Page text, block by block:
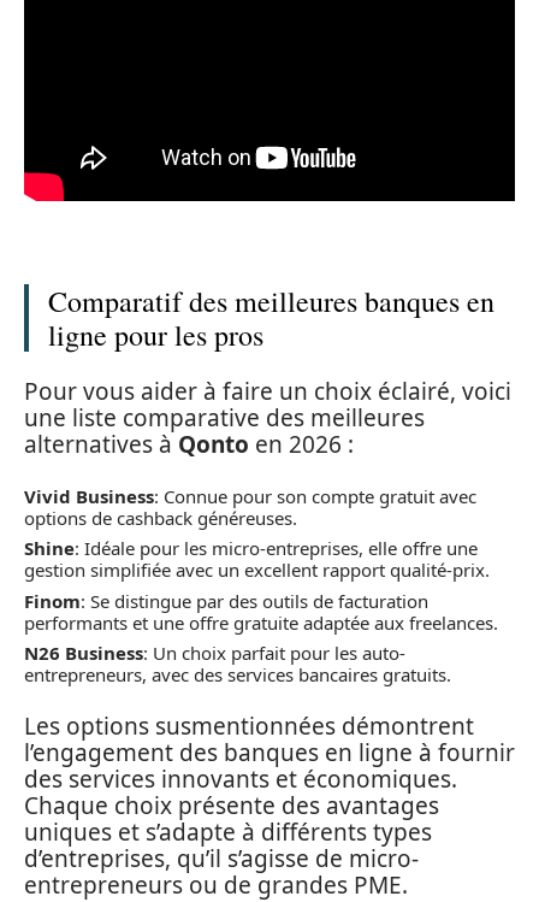
Comparatif des meilleures banques en
ligne pour les pros
Pour vous aider à faire un choix éclairé, voici
une liste comparative des meilleures
alternatives à Qonto en 2026 :
Vivid Business: Connue pour son compte gratuit avec
options de cashback généreuses.
Shine: Idéale pour les micro-entreprises, elle offre une
gestion simplifiée avec un excellent rapport qualité-prix.
Finom: Se distingue par des outils de facturation
performants et une offre gratuite adaptée aux freelances.
N26 Business: Un choix parfait pour les auto-
entrepreneurs, avec des services bancaires gratuits.
Les options susmentionnées démontrent
l’engagement des banques en ligne à fournir
des services innovants et économiques.
Chaque choix présente des avantages
uniques et s’adapte à différents types
d’entreprises, qu’il s’agisse de micro-
entrepreneurs ou de grandes PME.